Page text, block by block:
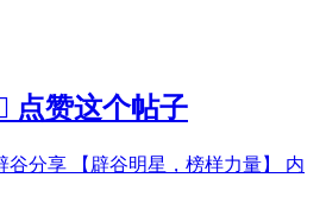
点赞这个帖子
谷分享 【辟谷明星，榜样力量】
内